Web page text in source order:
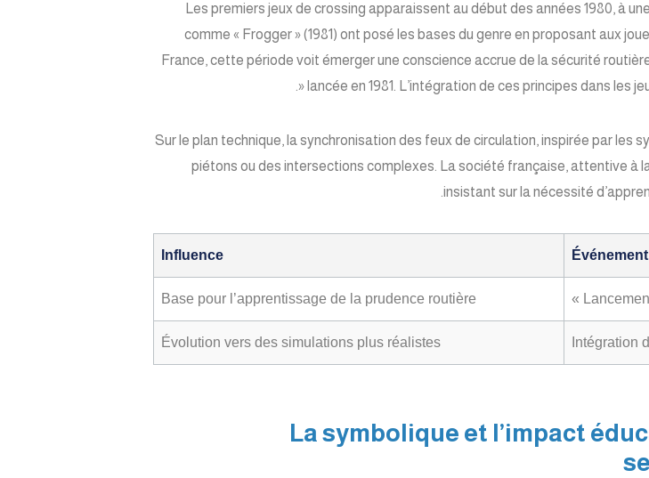
Les premiers jeux de crossing apparaissent au début des années 1980, à
comme « Frogger » (1981) ont posé les bases du genre en proposant aux
France, cette période voit émerger une conscience accrue de la sécurité
» lancée en 1981. L’intégration de ces principes dans les
Sur le plan technique, la synchronisation des feux de circulation, inspirée par les
piétons ou des intersections complexes. La société française, attentive à
insistant sur la nécessité
Influence
Base pour l’apprentissage de la prudence routière
Intégration
Évolution vers des simulations plus réalistes
3. La symbolique et l’impact